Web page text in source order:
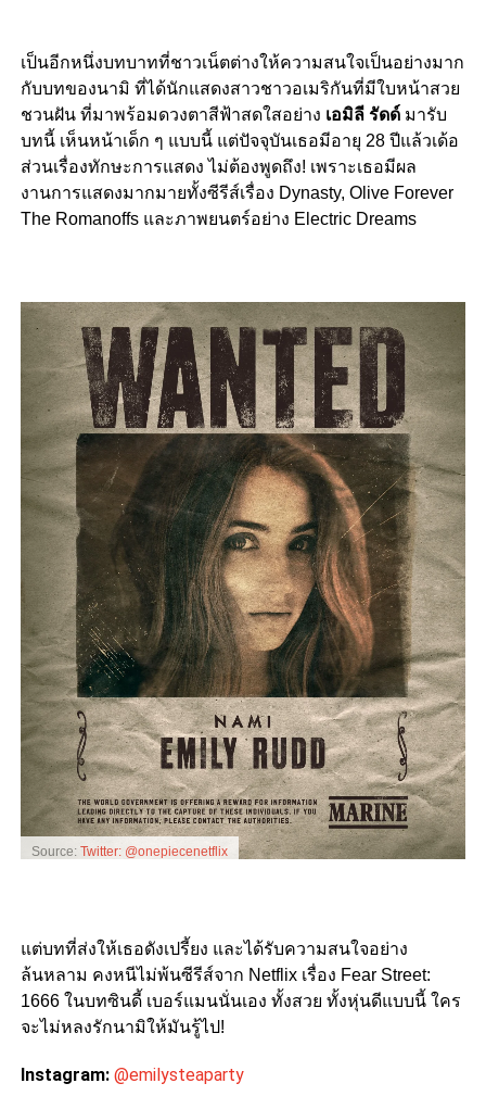
เป็นอีกหนึ่งบทบาทที่ชาวเน็ตต่างให้ความสนใจเป็นอย่างมาก
กับบทของนามิ ที่ได้นักแสดงสาวชาวอเมริกันที่มีใบหน้าสวย
ชวนฝัน ที่มาพร้อมดวงตาสีฟ้าสดใสอย่าง เอมิลี รัดด์ มารับ
บทนี้ เห็นหน้าเด็ก ๆ แบบนี้ แต่ปัจจุบันเธอมีอายุ 28 ปีแล้วเด้อ
ส่วนเรื่องทักษะการแสดง ไม่ต้องพูดถึง! เพราะเธอมีผล
งานการแสดงมากมายทั้งซีรีส์เรื่อง Dynasty, Olive Forever
The Romanoffs และภาพยนตร์อย่าง Electric Dreams
Source: Twitter: @onepiecenetflix
แต่บทที่ส่งให้เธอดังเปรี้ยง และได้รับความสนใจอย่าง
ล้นหลาม คงหนีไม่พ้นซีรีส์จาก Netflix เรื่อง Fear Street:
1666 ในบทซินดี้ เบอร์แมนนั่นเอง ทั้งสวย ทั้งหุ่นดีแบบนี้ ใคร
จะไม่หลงรักนามิให้มันรู้ไป!
Instagram: @emilysteaparty